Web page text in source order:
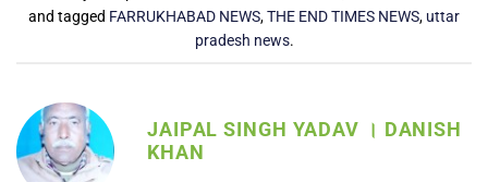
and tagged FARRUKHABAD NEWS,THE END TIMES NEWS, uttar
pradesh news.
JAIPAL SINGH YADAV । DANISH
KHAN